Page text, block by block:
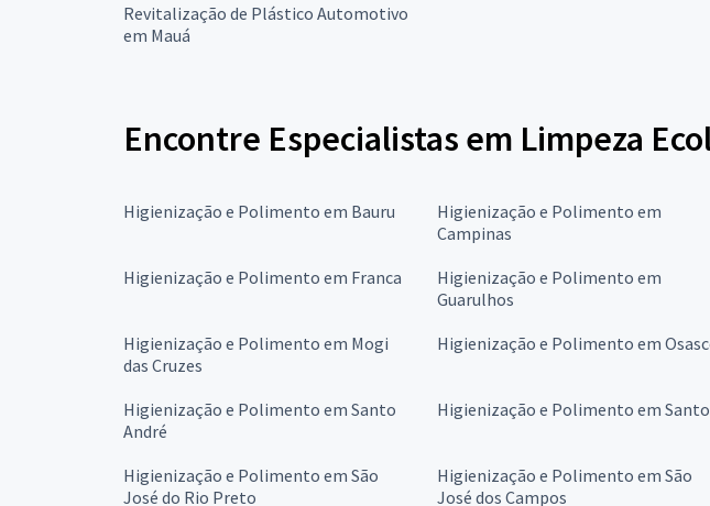
Revitalização de Plástico Automotivo
em Mauá
Encontre Especialistas em Limpeza
Higienização e Polimento em Bauru
Higienização e Polimento em
Campinas
Higienização e Polimento em Franca
Higienização e Polimento em
Guarulhos
Higienização e Polimento em Mogi
das Cruzes
Higienização e Polimento em
Higienização e Polimento em Santo
André
Higienização e Polimento em
Higienização e Polimento em São
José do Rio Preto
Higienização e Polimento em São
José dos Campos